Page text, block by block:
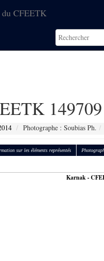
CFEETK
149709
Photographe : Soubias Ph.
sur les éléments représentés